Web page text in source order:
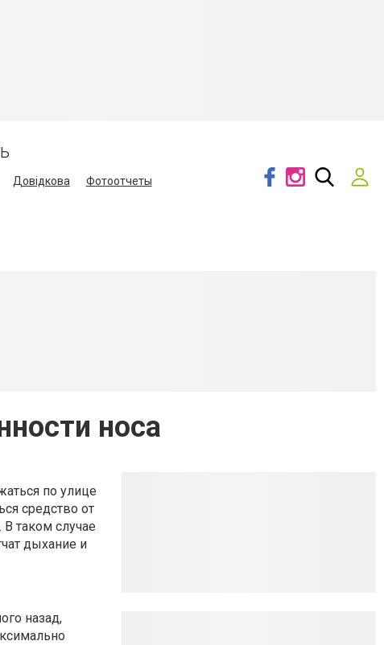
Довідкова
Фотоотчеты
носа
по улице
средство от
таком случае
дыхание и
назад,